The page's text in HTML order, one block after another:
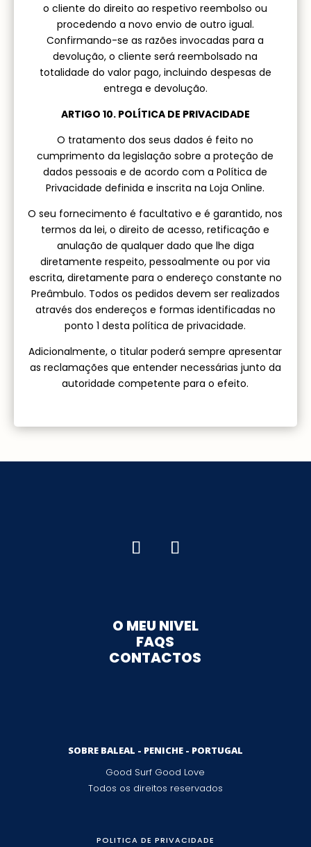
o cliente do direito ao respetivo reembolso ou
procedendo a novo envio de outro igual.
Confirmando-se as razões invocadas para a
devolução, o cliente será reembolsado na
totalidade do valor pago, incluindo despesas de
entrega e devolução.
ARTIGO 10. POLÍTICA DE PRIVACIDADE
O tratamento dos seus dados é feito no
cumprimento da legislação sobre a proteção de
dados pessoais e de acordo com a Política de
Privacidade definida e inscrita na Loja Online.
O seu fornecimento é facultativo e é garantido, nos
termos da lei, o direito de acesso, retificação e
anulação de qualquer dado que lhe diga
diretamente respeito, pessoalmente ou por via
escrita, diretamente para o endereço constante no
Preâmbulo. Todos os pedidos devem ser realizados
através dos endereços e formas identificadas no
ponto 1 desta política de privacidade.
Adicionalmente, o titular poderá sempre apresentar
as reclamações que entender necessárias junto da
autoridade competente para o efeito.
O MEU NIVEL
FAQS
CONTACTOS
SOBRE BALEAL - PENICHE - PORTUGAL
Good Surf Good Love
Todos os direitos reservados
POLITICA DE PRIVACIDADE